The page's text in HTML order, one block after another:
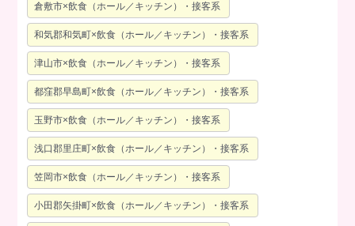
倉敷市×飲食（ホール／キッチン）・接客系
和気郡和気町×飲食（ホール／キッチン）・接客系
津山市×飲食（ホール／キッチン）・接客系
都窪郡早島町×飲食（ホール／キッチン）・接客系
玉野市×飲食（ホール／キッチン）・接客系
浅口郡里庄町×飲食（ホール／キッチン）・接客系
笠岡市×飲食（ホール／キッチン）・接客系
小田郡矢掛町×飲食（ホール／キッチン）・接客系